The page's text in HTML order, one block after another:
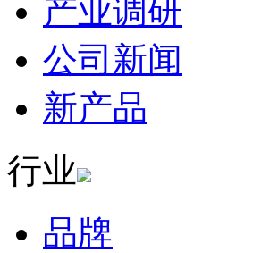
产业调研
公司新闻
新产品
行业
品牌